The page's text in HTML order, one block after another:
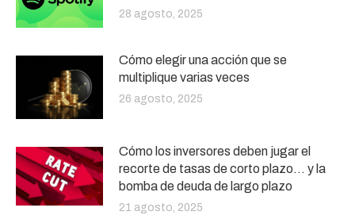
28 agosto, 2025
Cómo elegir una acción que se
multiplique varias veces
26 agosto, 2025
Cómo los inversores deben jugar el
recorte de tasas de corto plazo… y la
bomba de deuda de largo plazo
21 agosto, 2025